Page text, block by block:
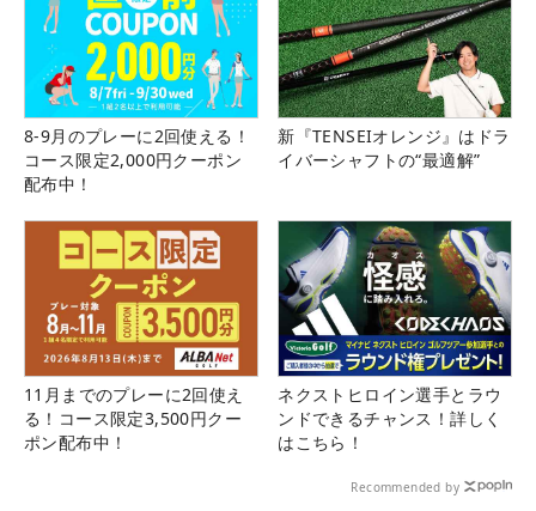
8-9月のプレーに2回使える！
コース限定2,000円クーポン
配布中！
新『TENSEIオレンジ』はドラ
イバーシャフトの“最適解”
11月までのプレーに2回使え
る！コース限定3,500円クー
ポン配布中！
ネクストヒロイン選手とラウ
ンドできるチャンス！詳しく
はこちら！
Recommended by